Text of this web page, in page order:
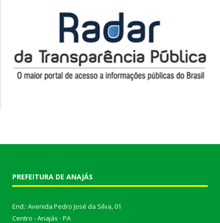
PREFEITURA DE ANAJÁS
End.: Avenida Pedro José da Silva, 01
Centro - Anajás - PA